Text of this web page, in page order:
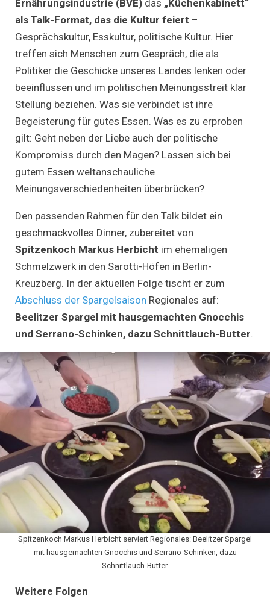
Ernährungsindustrie (BVE) das „Küchenkabinett“
als Talk-Format, das die Kultur feiert –
Gesprächskultur, Esskultur, politische Kultur. Hier
treffen sich Menschen zum Gespräch, die als
Politiker die Geschicke unseres Landes lenken oder
beeinflussen und im politischen Meinungsstreit klar
Stellung beziehen. Was sie verbindet ist ihre
Begeisterung für gutes Essen. Was es zu erproben
gilt: Geht neben der Liebe auch der politische
Kompromiss durch den Magen? Lassen sich bei
gutem Essen weltanschauliche
Meinungsverschiedenheiten überbrücken?
Den passenden Rahmen für den Talk bildet ein
geschmackvolles Dinner, zubereitet von
Spitzenkoch Markus Herbicht im ehemaligen
Schmelzwerk in den Sarotti-Höfen in Berlin-
Kreuzberg. In der aktuellen Folge tischt er zum
Abschluss der Spargelsaison Regionales auf:
Beelitzer Spargel mit hausgemachten Gnocchis
und Serrano-Schinken, dazu Schnittlauch-Butter.
Spitzenkoch Markus Herbicht serviert Regionales: Beelitzer Spargel
mit hausgemachten Gnocchis und Serrano-Schinken, dazu
Schnittlauch-Butter.
Weitere Folgen